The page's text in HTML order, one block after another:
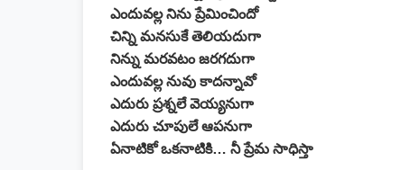
ఎందువల్ల నిను ప్రేమించిందో
చిన్ని మనసుకే తెలియదుగా
నిన్ను మరవటం జరగదుగా
ఎందువల్ల నువు కాదన్నావో
ఎదురు ప్రశ్నలే వెయ్యనుగా
ఎదురు చూపులే ఆపనుగా
ఏనాటికో ఒకనాటికి… నీ ప్రేమ సాధిస్తా